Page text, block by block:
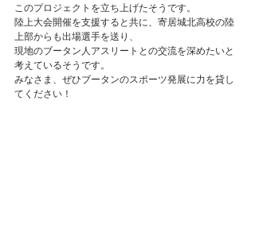
このプロジェクトを立ち上げたそうです。
陸上大会開催を支援すると共に、寄居城北高校の陸
上部からも出場選手を送り、
現地のブータン人アスリートとの交流を深めたいと
考えているそうです。
みなさま、ぜひブータンのスポーツ発展に力を貸し
てください！